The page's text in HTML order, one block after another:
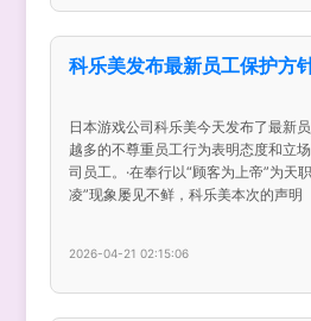
科乐美发布最新员工保护方
日本游戏公司科乐美今天发布了最新
越多的不尊重员工行为表明态度和立
司员工。·在奉行以“顾客为上帝”为天
凌”现象屡见不鲜，科乐美本次的声明
2026-04-21 02:15:06